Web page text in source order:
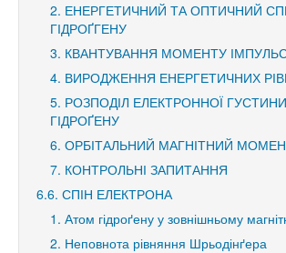
2. ЕНЕРГЕТИЧНИЙ ТА ОПТИЧНИЙ
ГІДРОҐГЕНУ
3. КВАНТУВАННЯ МОМЕНТУ
4. ВИРОДЖЕННЯ ЕНЕРГЕТИЧНИХ
5. РОЗПОДІЛ ЕЛЕКТРОННОЇ
ГІДРОҐЕНУ
6. ОРБІТАЛЬНИЙ МАГНІТНИЙ
7. КОНТРОЛЬНІ ЗАПИТАННЯ
6.6. СПІН ЕЛЕКТРОНА
1. Атом гідроґену у зовнішньому
2. Неповнота рівняння Шрьодінґера